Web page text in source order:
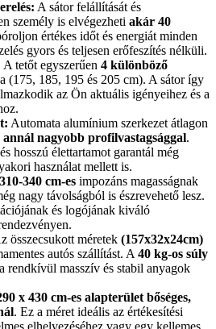
A sátor felállítását és
személy is elvégezheti akár 40
értékes időt és energiát minden
gyors és teljesen erőfeszítés nélküli.
A tetőt egyszerűen 4 különböző
(175, 185, 195 és 205 cm). A sátor így
az Ön aktuális igényeihez és a
Automata alumínium szerkezet átlagon
annál nagyobb profilvastagsággal.
hosszú élettartamot garantál még
használat mellett is.
310-340 cm-es impozáns magasságnak
nagy távolságból is észrevehető lesz.
és logójának kiváló
összecsukott méretek (157x32x24cm)
autós szállítást. A 40 kg-os súly
rendkívül masszív és stabil anyagok
x 430 cm-es alapterület bőséges,
. Ez a méret ideális az értékesítési
elhelyezéséhez vagy egy kellemes